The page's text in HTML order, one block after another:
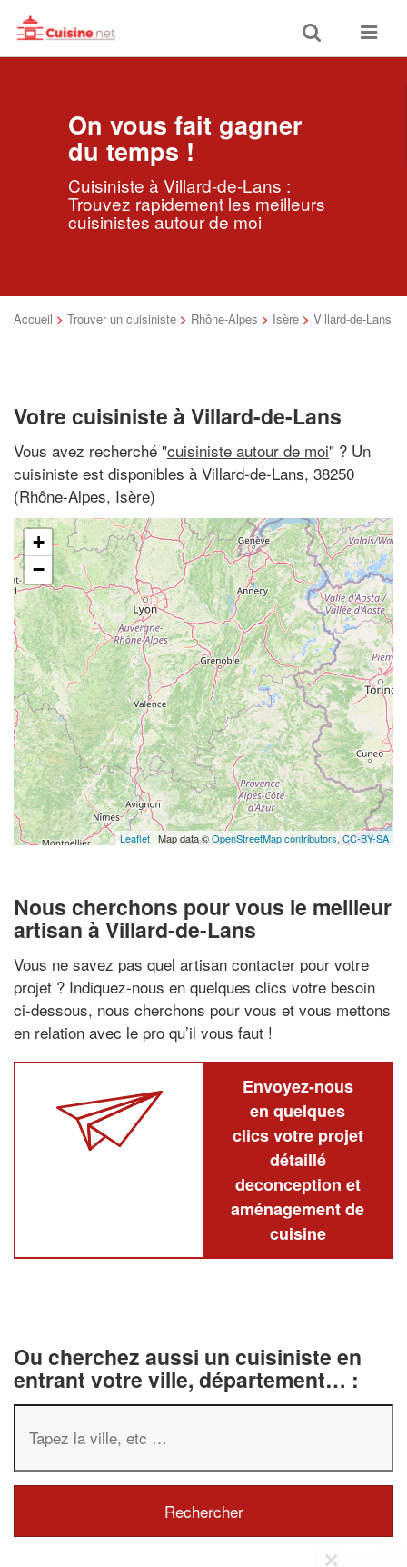
Toggle
search
Toggle
On vous fait gagner
du temps !
Cuisiniste à Villard-de-Lans :
Trouvez rapidement les meilleurs
cuisinistes autour de moi
Accueil > Trouver un cuisiniste > Rhône-Alpes > Isère > Villard-de-Lans
Votre cuisiniste à Villard-de-Lans
Vous avez recherché "cuisiniste autour de moi" ? Un
cuisiniste est disponibles à Villard-de-Lans, 38250
(Rhône-Alpes, Isère)
+
−
Leaflet | Map data ©OpenStreetMap contributors,CC-BY-SA
Nous cherchons pour vous le meilleur
artisan à Villard-de-Lans
Vous ne savez pas quel artisan contacter pour votre
projet ? Indiquez-nous en quelques clics votre besoin
ci-dessous, nous cherchons pour vous et vous mettons
en relation avec le pro qu’il vous faut !
Envoyez-nous
en quelques
clics votre projet
détaillé
deconception et
aménagement de
cuisine
Ou cherchez aussi un cuisiniste en
entrant votre ville, département… :